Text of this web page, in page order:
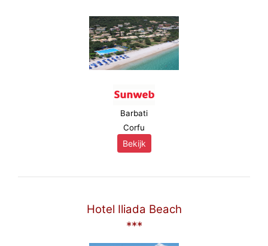
Barbati
Corfu
Bekijk
Hotel Iliada Beach
***